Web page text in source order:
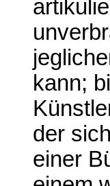
kann;
der
einer